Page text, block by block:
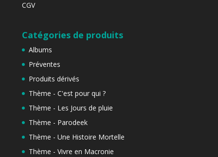
CGV
Catégories de produits
Albums
Préventes
Produits dérivés
Thème - C'est pour qui ?
Thème - Les Jours de pluie
Thème - Parodeek
Thème - Une Histoire Mortelle
Thème - Vivre en Macronie